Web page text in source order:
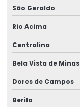
São Geraldo
Rio Acima
Centralina
Bela Vista de Minas
Dores de Campos
Berilo